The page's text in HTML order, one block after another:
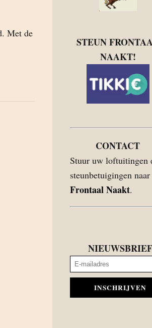
Met de
STEUN
NAAKT!
CONTACT
Stuur uw loftuitingen
steunbetuigingen naar
Frontaal Naakt.
NIEUWSBRIEF
INSCHRIJVEN